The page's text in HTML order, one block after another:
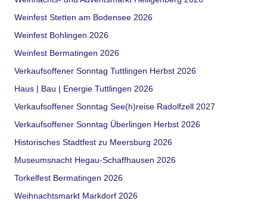
Weinfest Stetten am Bodensee 2026
Weinfest Bohlingen 2026
Weinfest Bermatingen 2026
Verkaufsoffener Sonntag Tuttlingen Herbst 2026
Haus | Bau | Energie Tuttlingen 2026
Verkaufsoffener Sonntag See(h)reise Radolfzell 2027
Verkaufsoffener Sonntag Überlingen Herbst 2026
Historisches Stadtfest zu Meersburg 2026
Museumsnacht Hegau-Schaffhausen 2026
Torkelfest Bermatingen 2026
Weihnachtsmarkt Markdorf 2026